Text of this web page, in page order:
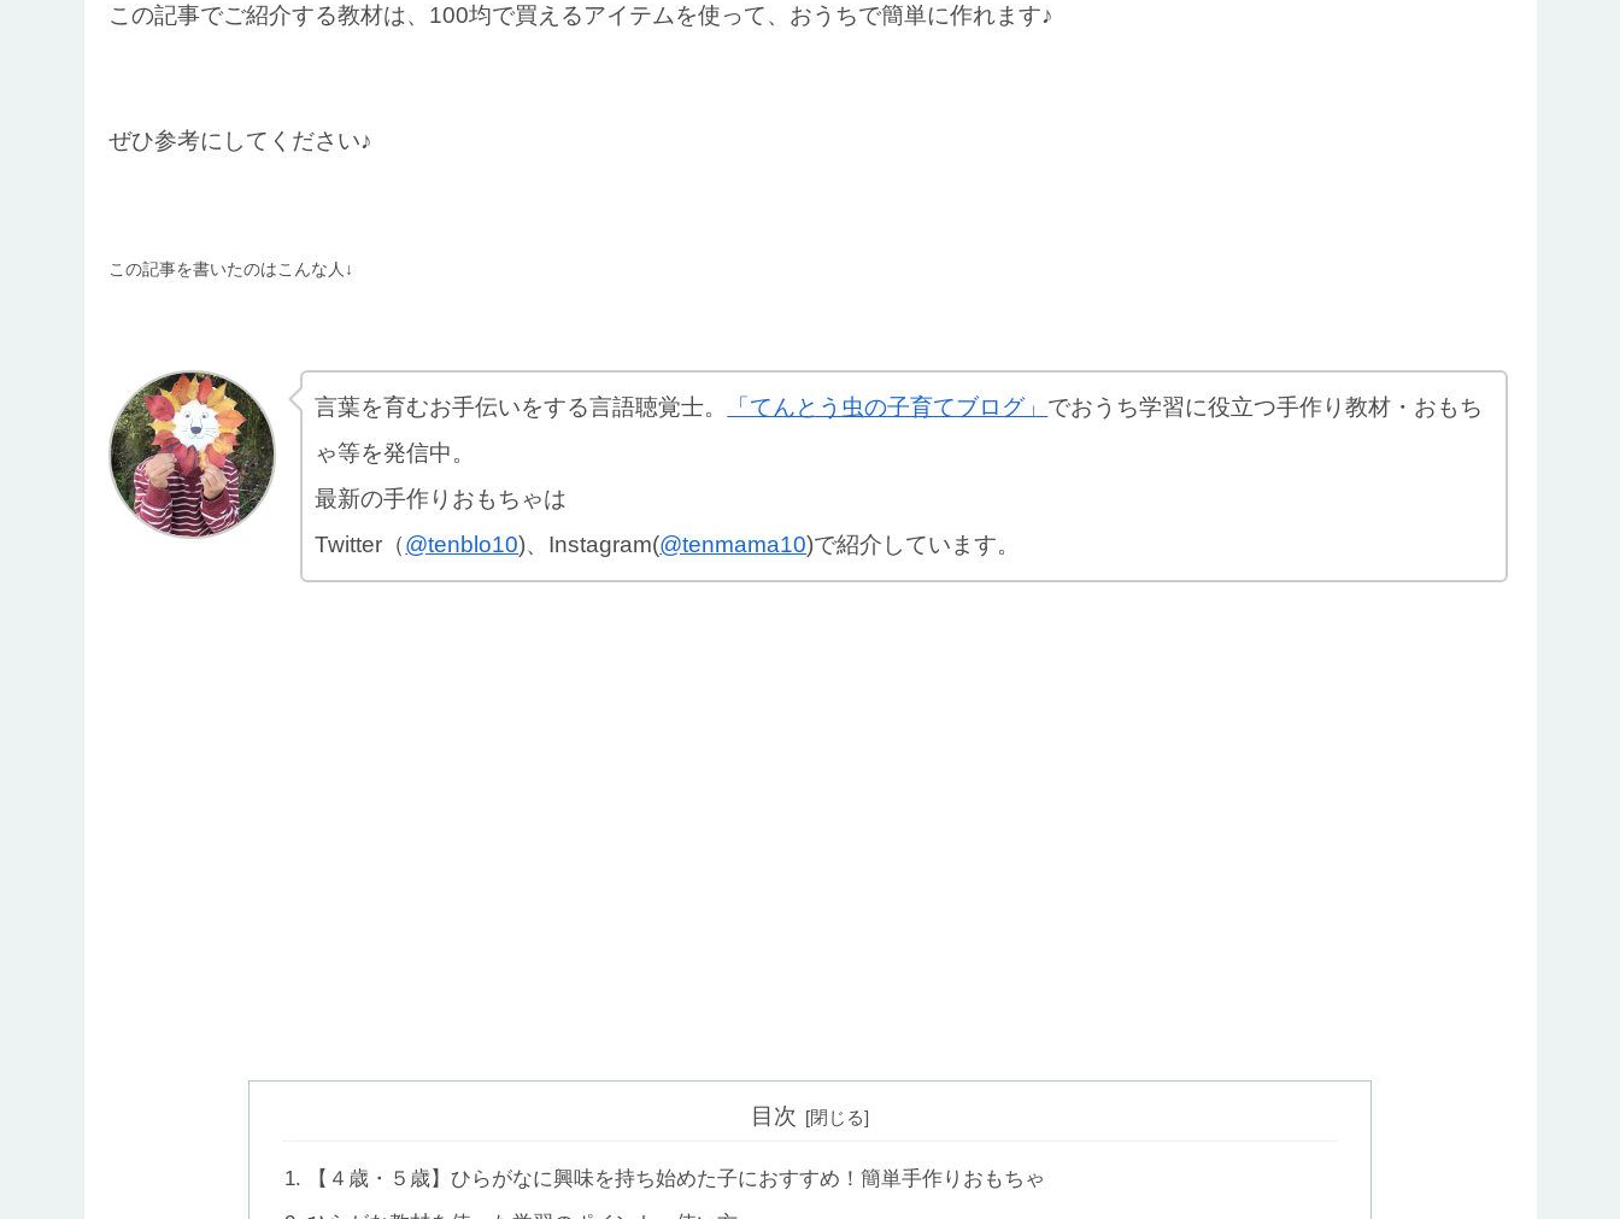
この記事でご紹介する教材は、100均で買えるアイテムを使って、おうちで簡単に作れます♪
ぜひ参考にしてください♪
この記事を書いたのはこんな人↓
言葉を育むお手伝いをする言語聴覚士。 「てんとう虫の子育てブログ」 でおうち学習に役立つ手作り教材・おもち
ゃ等を発信中。
最新の手作りおもちゃは
Twitter（@tenblo10)、Instagram(@tenmama10)で紹介しています。
目次
【４歳・５歳】ひらがなに興味を持ち始めた子におすすめ！簡単手作りおもちゃ